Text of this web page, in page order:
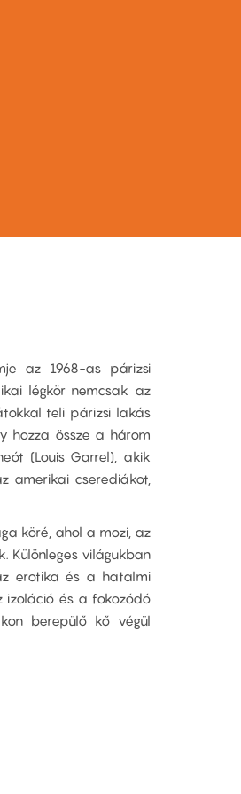
az 1968-as párizsi
légkör nemcsak az
teli párizsi lakás
hozza össze a három
(Louis Garrel), akik
amerikai cserediákot,
köré, ahol a mozi, az
Különleges világukban
erotika és a hatalmi
izoláció és a fokozódó
berepülő kő végül